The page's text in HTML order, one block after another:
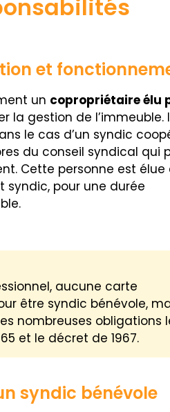
et
un copropriétaire élu
la gestion de l’immeuble.
le cas d’un syndic
du conseil syndical qui
Cette personne est élue
pour une durée
aucune carte
être syndic bénévole,
nombreuses obligations
et le décret de 1967.
syndic bénévole